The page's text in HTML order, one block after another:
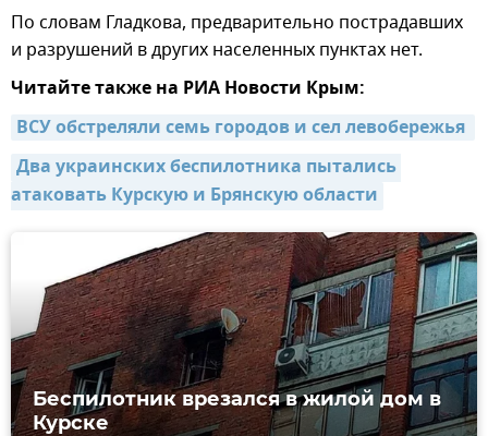
По словам Гладкова, предварительно пострадавших
и разрушений в других населенных пунктах нет.
Читайте также на РИА Новости Крым:
ВСУ обстреляли семь городов и сел левобережья
Два украинских беспилотника пытались
атаковать Курскую и Брянскую области
Беспилотник врезался в жилой дом в
Курске